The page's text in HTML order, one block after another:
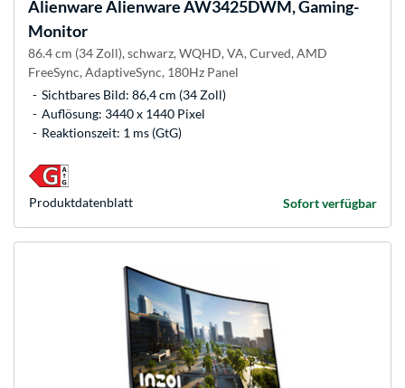
AlienwareAlienware AW3425DWM, Gaming-
Monitor
86.4 cm (34 Zoll), schwarz, WQHD, VA, Curved, AMD
FreeSync, AdaptiveSync, 180Hz Panel
Sichtbares Bild: 86,4 cm (34 Zoll)
Auflösung: 3440 x 1440 Pixel
Reaktionszeit: 1 ms (GtG)
Sofort verfügbar
Produkt­datenblatt